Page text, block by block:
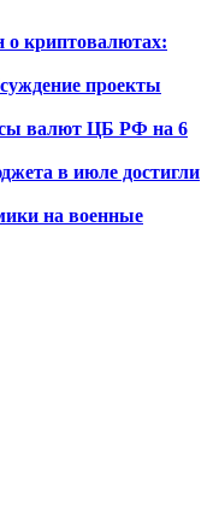
о криптовалютах:
проекты
валют ЦБ РФ на 6
в июле достигли
на военные